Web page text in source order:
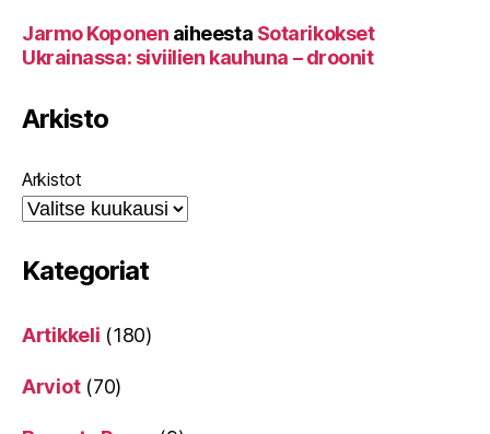
Jarmo Koponen aiheesta Sotarikokset
Ukrainassa: siviilien kauhuna – droonit
Arkisto
Arkistot
Kategoriat
Artikkeli (180)
Arviot(70)